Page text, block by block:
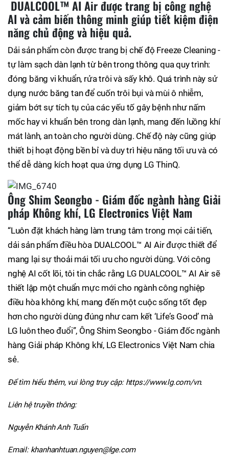
DUALCOOL™ AI Air được trang bị công nghệ
AI và cảm biến thông minh giúp tiết kiệm điện
năng chủ động và hiệu quả.
Dải sản phẩm còn được trang bị chế độ Freeze Cleaning -
tự làm sạch dàn lạnh từ bên trong thông qua quy trình:
đóng băng vi khuẩn, rửa trôi và sấy khô. Quá trình này sử
dụng nước băng tan để cuốn trôi bụi và mùi ô nhiễm,
giảm bớt sự tích tụ của các yếu tố gây bệnh như nấm
mốc hay vi khuẩn bên trong dàn lạnh, mang đến luồng khí
mát lành, an toàn cho người dùng. Chế độ này cũng giúp
thiết bị hoạt động bền bỉ và duy trì hiệu năng tối ưu và có
thể dễ dàng kích hoạt qua ứng dụng LG ThinQ.
Ông Shim Seongbo - Giám đốc ngành hàng Giải
pháp Không khí, LG Electronics Việt Nam
“Luôn đặt khách hàng làm trung tâm trong mọi cải tiến,
dải sản phẩm điều hòa DUALCOOL™ AI Air được thiết để
mang lại sự thoải mái tối ưu cho người dùng. Với công
nghệ AI cốt lõi, tôi tin chắc rằng LG DUALCOOL™ AI Air sẽ
thiết lập một chuẩn mực mới cho ngành công nghiệp
điều hòa không khí, mang đến một cuộc sống tốt đẹp
hơn cho người dùng đúng như cam kết ‘Life’s Good’ mà
LG luôn theo đuổi”, Ông Shim Seongbo - Giám đốc ngành
hàng Giải pháp Không khí, LG Electronics Việt Nam chia
sẻ.
Để tìm hiểu thêm, vui lòng truy cập: https://www.lg.com/vn.
Liên hệ truyền thông:
Nguyễn Khánh Anh Tuấn
Email: khanhanhtuan.nguyen@lge.com